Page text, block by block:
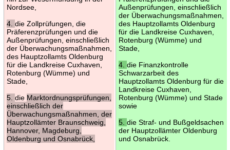
Nordsee,
4. die Zollprüfungen, die
Präferenzprüfungen und die
Außenprüfungen, einschließlich
der Überwachungsmaßnahmen,
des Hauptzollamts Oldenburg
für die Landkreise Cuxhaven,
Rotenburg (Wümme) und
Stade,
5. die Marktordnungsprüfungen,
einschließlich der
Überwachungsmaßnahmen, der
Hauptzollämter Braunschweig,
Hannover, Magdeburg,
Oldenburg und Osnabrück,
Außenprüfungen, einschließlich
der Überwachungsmaßnahmen,
des Hauptzollamts Oldenburg
für die Landkreise Cuxhaven,
Rotenburg (Wümme) und
Stade,
4. die Finanzkontrolle
Schwarzarbeit des
Hauptzollamts Oldenburg für die
Landkreise Cuxhaven,
Rotenburg (Wümme) und Stade
sowie
5. die Straf- und Bußgeldsachen
der Hauptzollämter Oldenburg
und Osnabrück.